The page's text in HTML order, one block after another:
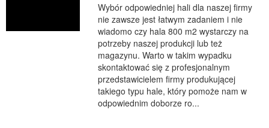
Dietetyka, Odchudzanie
Wybór odpowiedniej hali dla naszej firmy
nie zawsze jest łatwym zadaniem i nie
wiadomo czy hala 800 m2 wystarczy na
potrzeby naszej produkcji lub też
magazynu. Warto w takim wypadku
skontaktować się z profesjonalnym
przedstawicielem firmy produkującej
takiego typu hale, który pomoże nam w
odpowiednim doborze ro...